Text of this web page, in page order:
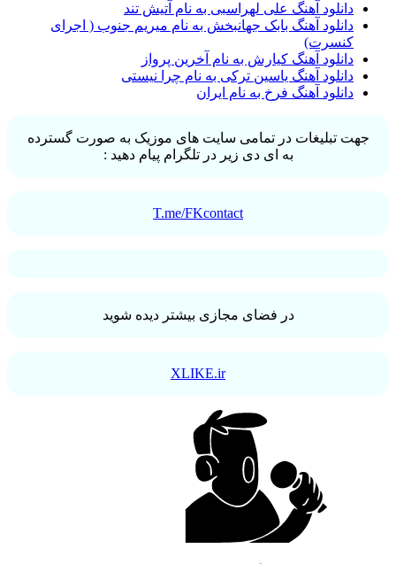
دانلود آهنگ علی لهراسبی به نام آتیش تند
دانلود آهنگ بابک جهانبخش به نام میریم جنوب ( اجرای
کنسرت)
دانلود آهنگ کیارش به نام آخرین پرواز
دانلود آهنگ یاسین ترکی به نام چرا نیستی
دانلود آهنگ فرخ به نام ایران
جهت تبلیغات در تمامی سایت های موزیک به صورت گسترده
به ای دی زیر در تلگرام پیام دهید :
T.me/FKcontact
در فضای مجازی بیشتر دیده شوید
XLIKE.ir